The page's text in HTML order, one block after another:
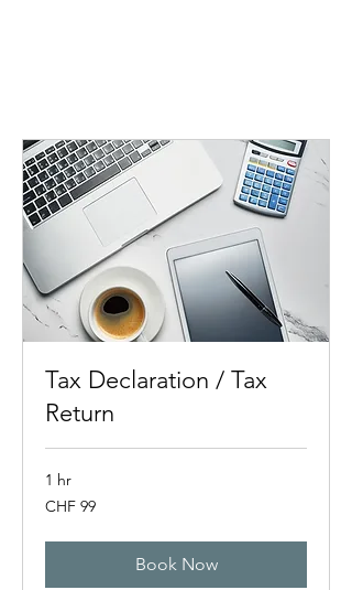
Tax Declaration / Tax
Return
1 hr
99
Swiss
CHF 99
Book Now